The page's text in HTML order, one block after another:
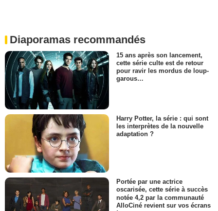
Diaporamas recommandés
15 ans après son lancement,
cette série culte est de retour
pour ravir les mordus de loup-
garous…
Harry Potter, la série : qui sont
les interprètes de la nouvelle
adaptation ?
Portée par une actrice
oscarisée, cette série à succès
notée 4,2 par la communauté
AlloCiné revient sur vos écrans